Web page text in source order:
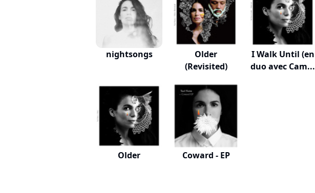
nightsongs
Older
(Revisited)
I Walk Until (en
duo avec Cam...
Older Coward - EP